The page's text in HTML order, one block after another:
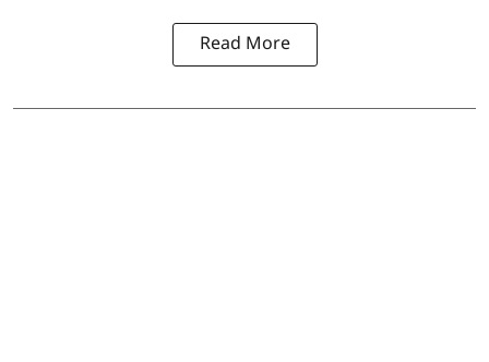
Read More